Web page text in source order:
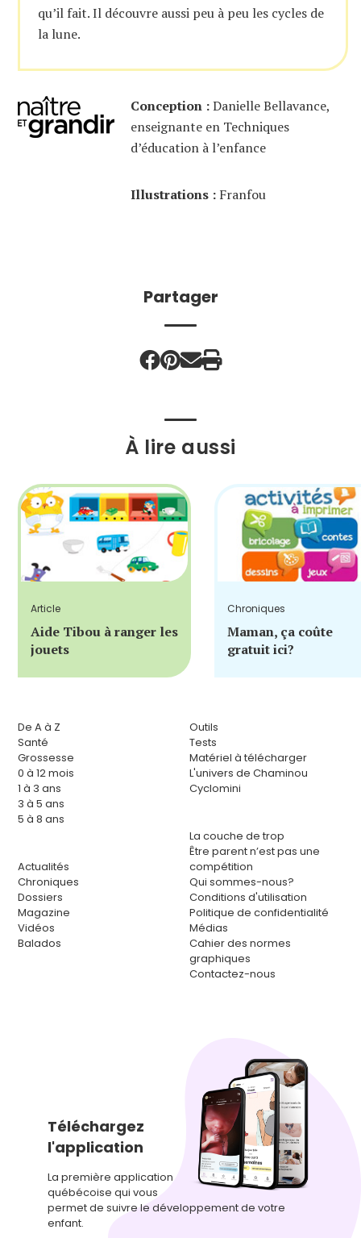
qu’il fait. Il découvre aussi peu à peu les cycles de
la lune.
Conception :Danielle Bellavance,
enseignante en Techniques
d’éducation à l’enfance
Illustrations : Franfou
Partager
À lire aussi
Article
Aide Tibou à ranger les
jouets
Chroniques
Maman, ça coûte
gratuit ici?
De A à Z
Santé
Grossesse
0 à 12 mois
1 à 3 ans
3 à 5 ans
5 à 8 ans
Actualités
Chroniques
Dossiers
Magazine
Vidéos
Balados
Outils
Tests
Matériel à télécharger
L'univers de Chaminou
Cyclomini
La couche de trop
Être parent n’est pas une
compétition
Qui sommes-nous?
Conditions d'utilisation
Politique de confidentialité
Médias
Cahier des normes
graphiques
Contactez-nous
Téléchargez
l'application
La première application
québécoise qui vous
permet de suivre le développement de votre
enfant.